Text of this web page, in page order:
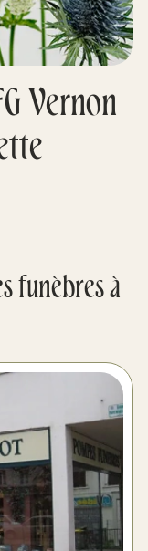
Vernon
funèbres à